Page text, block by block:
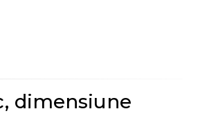
dimensiune